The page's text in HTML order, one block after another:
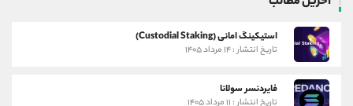
استیکینگ امانی (Custodial Staking)
تاریخ انتشار : ۱۴ مرداد ۱۴۰۵
فایردنسر سولانا
تاریخ انتشار : ۱۱ مرداد ۱۴۰۵